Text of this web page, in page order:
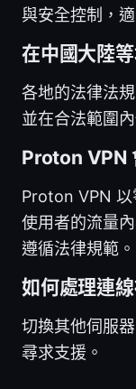
與安全控制，
在中國大陸
各地的法律法
並在合法範圍內
Proton VPN
Proton VPN 以
使用者的流量
遵循法律規範。
如何處理連
切換其他伺服
尋求支援。